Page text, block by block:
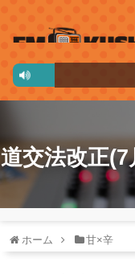
道交法改正
ホーム 甘×辛